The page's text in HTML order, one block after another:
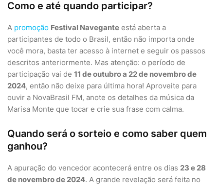
Como e até quando participar?
A promoção Festival Navegante está aberta a
participantes de todo o Brasil, então não importa onde
você mora, basta ter acesso à internet e seguir os passos
descritos anteriormente. Mas atenção: o período de
participação vai de 11 de outubro a 22 de novembro de
2024, então não deixe para última hora! Aproveite para
ouvir a NovaBrasil FM, anote os detalhes da música da
Marisa Monte que tocar e crie sua frase com calma.
Quando será o sorteio e como saber quem
ganhou?
A apuração do vencedor acontecerá entre os dias 23 e 28
de novembro de 2024. A grande revelação será feita no